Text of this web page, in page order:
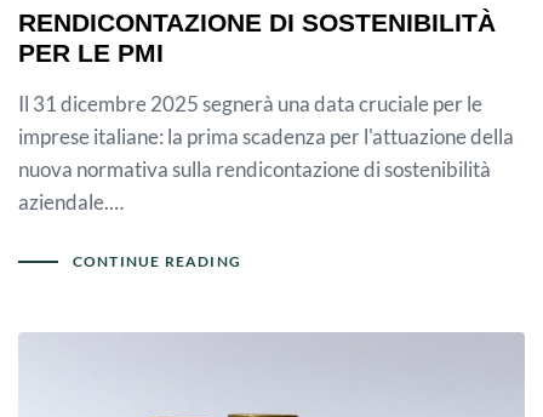
RENDICONTAZIONE DI SOSTENIBILITÀ
PER LE PMI
Il 31 dicembre 2025 segnerà una data cruciale per le
imprese italiane: la prima scadenza per l'attuazione della
nuova normativa sulla rendicontazione di sostenibilità
aziendale.…
CONTINUE READING